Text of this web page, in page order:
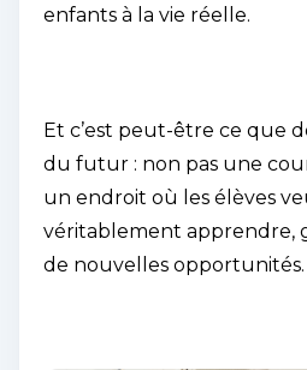
enfants à la vie réelle.
Et c’est peut-être ce que
du futur : non pas une
un endroit où les élèves
véritablement apprendre,
de nouvelles opportunités.